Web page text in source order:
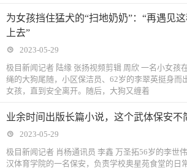
为女孩挡住猛犬的“扫地奶奶”：“再遇见
上去”
2023-05-29
极目新闻记者 陆缘 张扬视频剪辑 周欣 一名小女孩
绳的大狗尾随，小区保洁员、62岁的李翠英挺身而
女孩，直到安全离开。随后，大狗又缠着
业余时间出版长篇小说，这个武体保安不
2023-05-29
极目新闻记者 肖杨通讯员 李鑫 万圣拓56岁的李世
汉体育学院的一名保安，负责学校奥星苑食堂的日